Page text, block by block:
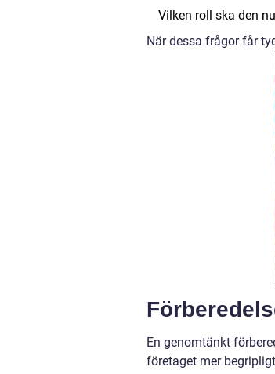
Vilken roll ska den
När dessa frågor får
En genomtänkt
företaget mer